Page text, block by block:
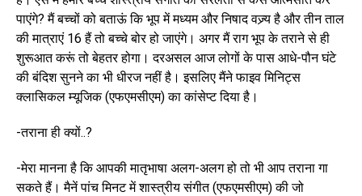
पाएंगे? मैं बच्चों को बताऊं कि भूप में मध्यम और निषाद वज्र्य है और तीन ताल
की मात्राएं 16 हैं तो बच्चे बोर हो जाएंगे। अगर मैं राग भूप के तराने से ही
शुरूआत करूं तो बेहतर होगा। दरअसल आज लोगों के पास आधे-पौन घंटे
की बंदिश सुनने का भी धीरज नहीं है। इसलिए मैंने फाइव मिनिट्स
क्लासिकल म्यूजिक (एफएमसीएम) का कांसेप्ट दिया है।
-तराना ही क्यों..?
-मेरा मानना है कि आपकी मातृभाषा अलग-अलग हो तो भी आप तराना गा
सकते हैं। मैनें पांच मिनट में शास्त्रीय संगीत (एफएमसीएम) की जो